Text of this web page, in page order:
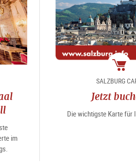
im
SALZBURG
Jetzt
Die wichtigste Karte für